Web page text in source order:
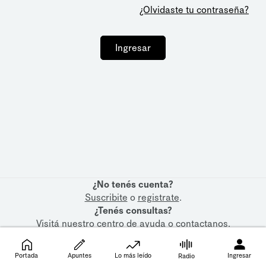
¿Olvidaste tu contraseña?
Ingresar
¿No tenés cuenta?
Suscribite o registrate.
¿Tenés consultas?
Visitá nuestrocentro de ayudaocontactanos.
Portada Apuntes Lo más leído Radio Ingresar